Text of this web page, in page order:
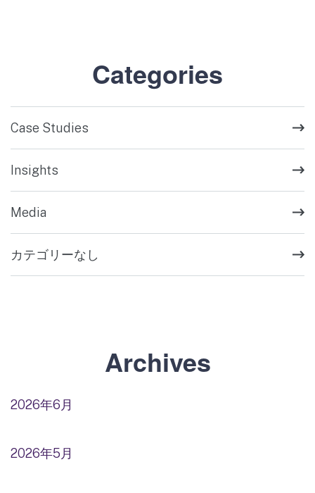
Categories
Case Studies
Insights
Media
カテゴリーなし
Archives
2026年6月
2026年5月